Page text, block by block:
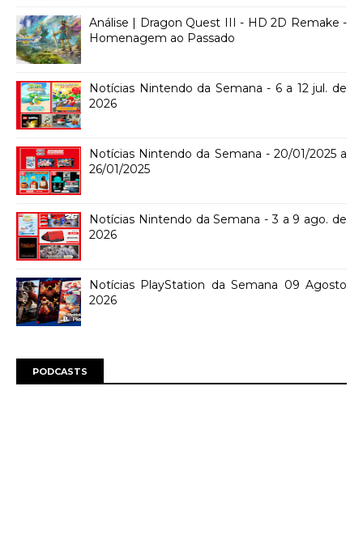
Análise | Dragon Quest III - HD 2D Remake -
Homenagem ao Passado
Notícias Nintendo da Semana - 6 a 12 jul. de
2026
Notícias Nintendo da Semana - 20/01/2025 a
26/01/2025
Notícias Nintendo da Semana - 3 a 9 ago. de
2026
Notícias PlayStation da Semana 09 Agosto
2026
PODCASTS